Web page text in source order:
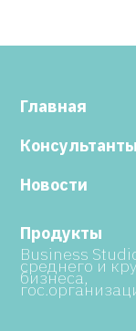
Главная
Консультанты
Новости
Продукты
Business
среднего и
бизнеса,